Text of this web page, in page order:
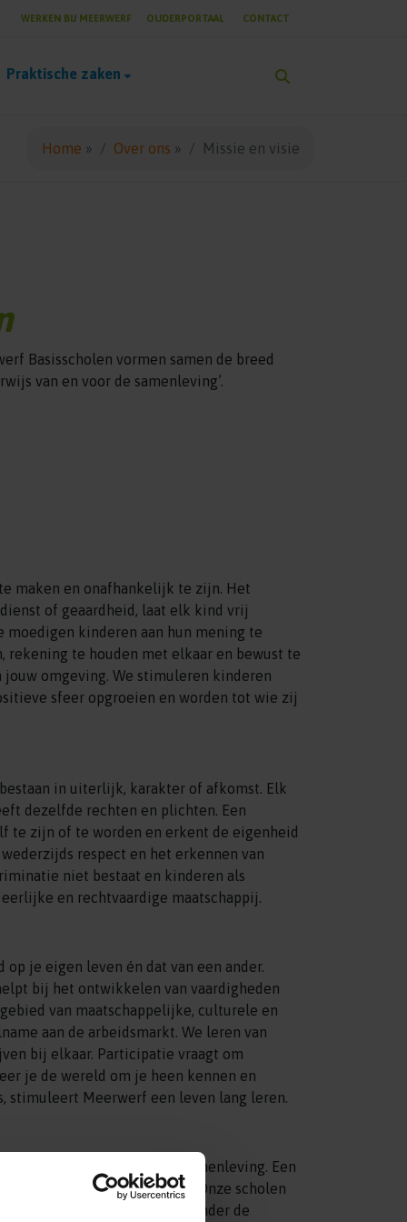
WERKEN BIJ MEERWERF OUDERPORTAAL CONTACT
Praktische zaken
Home » Over ons » Missie en visie
Basisscholen vormen samen de breed
van en voor de samenleving’.
maken en onafhankelijk te zijn. Het
of geaardheid, laat elk kind vrij
moedigen kinderen aan hun mening te
rekening te houden met elkaar en bewust te
omgeving. We stimuleren kinderen
sfeer opgroeien en worden tot wie zij
in uiterlijk, karakter of afkomst. Elk
dezelfde rechten en plichten. Een
te zijn of te worden en erkent de eigenheid
respect en het erkennen van
niet bestaat en kinderen als
en rechtvaardige maatschappij.
je eigen leven én dat van een ander.
bij het ontwikkelen van vaardigheden
van maatschappelijke, culturele en
aan de arbeidsmarkt. We leren van
bij elkaar. Participatie vraagt om
je de wereld om je heen kennen en
stimuleert Meerwerf een leven lang leren.
en -klas is een unieke samenleving. Een
werken en niet in onderwijs. Onze scholen
zichtbaar binnen Meerwerf; onder de